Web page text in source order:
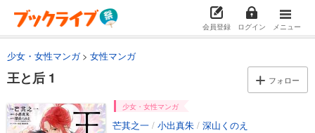
会員登録 ログイン メニュー
少女・女性マンガ 女性マンガ
王と后 1 フォロー
少女・女性マンガ
芒其之一 / 小出真朱 / 深山くのえ